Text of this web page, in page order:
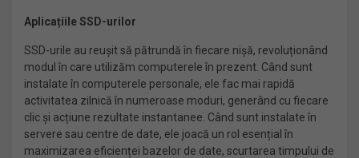
Aplicațiile SSD-urilor
SSD-urile au reușit să pătrundă în fiecare nișă, revoluționând
modul în care utilizăm computerele în prezent. Când sunt
instalate în computerele personale, ele fac mai rapidă
activitatea zilnică în numeroase moduri, generând cu fiecare
clic și acțiune rezultate instantanee. Când sunt instalate în
servere sau centre de date, ele joacă un rol esențial în
maximizarea eficienței bazelor de date, scurtarea timpului de